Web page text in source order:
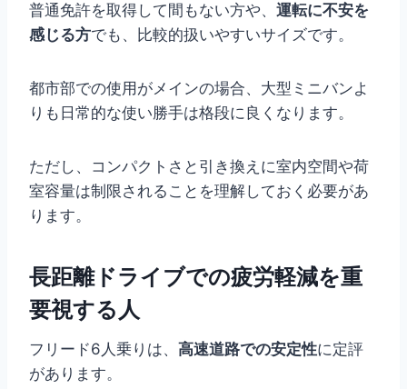
普通免許を取得して間もない方や、 運転に不安を
感じる方でも、比較的扱いやすいサイズです。
都市部での使用がメインの場合、大型ミニバンよ
りも日常的な使い勝手は格段に良くなります。
ただし、コンパクトさと引き換えに室内空間や荷
室容量は制限されることを理解しておく必要があ
ります。
長距離ドライブでの疲労軽減を重
要視する人
フリード6人乗りは、 高速道路での安定性に定評
があります。